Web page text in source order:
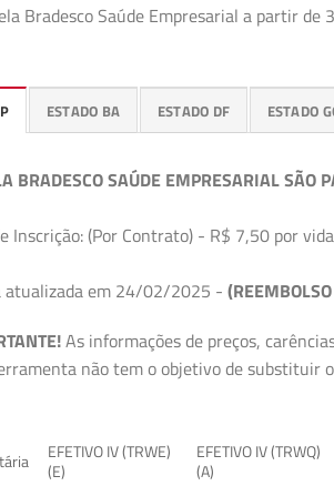
Bradesco Saúde Empresarial a partir
ESTADO BA ESTADO DF ESTADO
BRADESCO SAÚDE EMPRESARIAL SÃO
Inscrição: (Por Contrato) - R$ 7,50 por
atualizada em 24/02/2025 -
As informações de preços,
não tem o objetivo de substituir
EFETIVO IV (TRWE)
(E)
EFETIVO IV (TRWQ)
(A)